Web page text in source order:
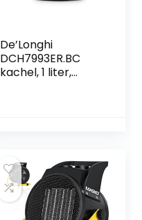
De’Longhi
DCH7993ER.BC
kachel, 1 liter,